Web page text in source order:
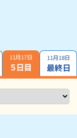
11月17日
５日目
11月18日
最終日